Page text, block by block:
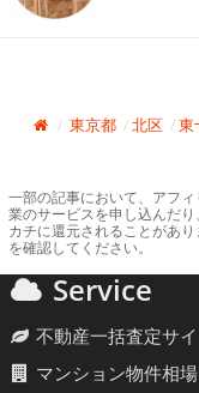
東京都 北区 東
一部の記事において、アフ
業のサービスを申し込んだ
カチに還元されることがあ
を確認してください。
Service
不動産一括査定サイ
マンション物件相場